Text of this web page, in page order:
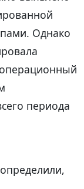
Однако
периода